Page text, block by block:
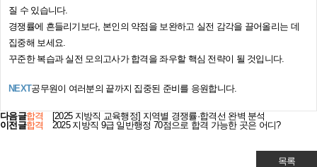
질 수 있습니다.
경쟁률에 흔들리기보다, 본인의 약점을 보완하고 실전 감각을 끌어올리는 데
집중해 보세요.
꾸준한 복습과 실전 모의고사가 합격을 좌우할 핵심 전략이 될 것입니다.
NEXT공무원이 여러분의 끝까지 집중된 준비를 응원합니다.​
다음글합격
[2025 지방직 교육행정] 지역별 경쟁률·합격선 완벽 분석
이전글합격 2025 지방직 9급 일반행정 70점으로 합격 가능한 곳은 어디?
목록